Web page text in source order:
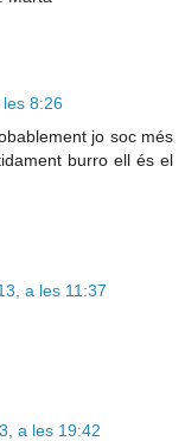
8:26
jo soc més
burro ell és el
a les 11:37
a les 19:42